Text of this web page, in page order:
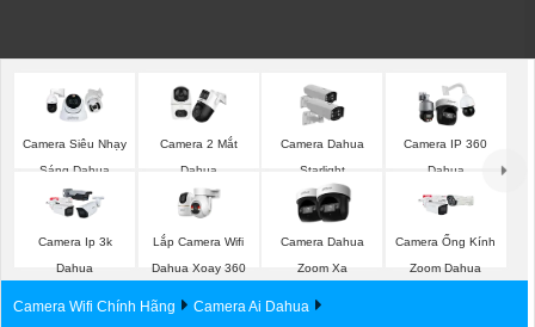
Camera Siêu Nhạy
Sáng Dahua
Camera 2 Mắt
Dahua
Camera Dahua
Starlight
Camera IP 360
Dahua
Camera Ip 3k
Dahua
Lắp Camera Wifi
Dahua Xoay 360
Camera Dahua
Zoom Xa
Camera Ống Kính
Zoom Dahua
Camera Wifi Chính Hãng Camera Ai Dahua